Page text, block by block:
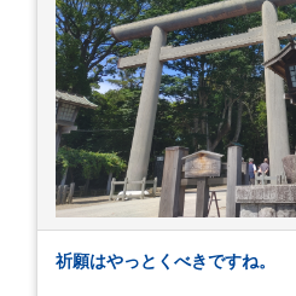
れは何個でも行けてしまう勢い
静岡へ行く予定がありまし
って見てください！予約は
で、時と場合とタイミング
す、、！！！
祈願はやっとくべきですね。